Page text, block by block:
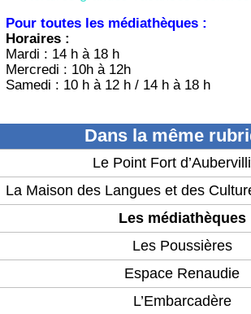
Pour toutes les médiathèques :
Horaires :
Mardi : 14 h à 18 h
Mercredi : 10h à 12h
Samedi : 10 h à 12 h / 14 h à 18 h
Dans la même
Le Point Fort
La Maison des Langues et des
Les médiathèques
Les Poussières
Espace Renaudie
L’Embarcadère